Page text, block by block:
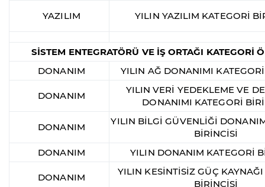
YAZILIM YILIN YAZILIM KATEGORİ
SİSTEM ENTEGRATÖRÜ VE İŞ ORTAĞI KATEGORİ
DONANIM
YILIN AĞ DONANIMI
DONANIM
YILIN VERİ YEDEKLEME VE
DONANIMI KATEGORİ
DONANIM
YILIN BİLGİ GÜVENLİĞİ
BİRİNCİSİ
DONANIM
YILIN DONANIM KATEGORİ
DONANIM
YILIN KESİNTİSİZ GÜÇ
BİRİNCİSİ